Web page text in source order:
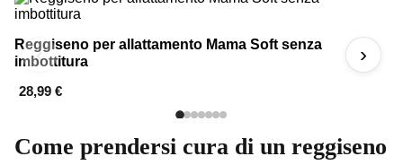
‹
Reggiseno per allattamento Mama Soft senza
imbottitura
28,99 €
›
Come prendersi cura di un reggiseno